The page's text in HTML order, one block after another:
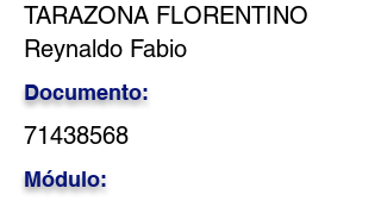
TARAZONA FLORENTINO
Reynaldo Fabio
Documento:
71438568
Módulo: